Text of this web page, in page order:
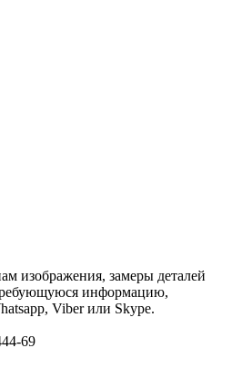
изображения, замеры деталей
информацию,
Viber или Skype.
69